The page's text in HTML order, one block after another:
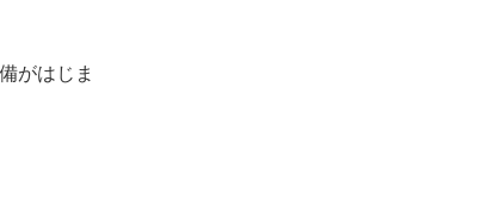
がはじま